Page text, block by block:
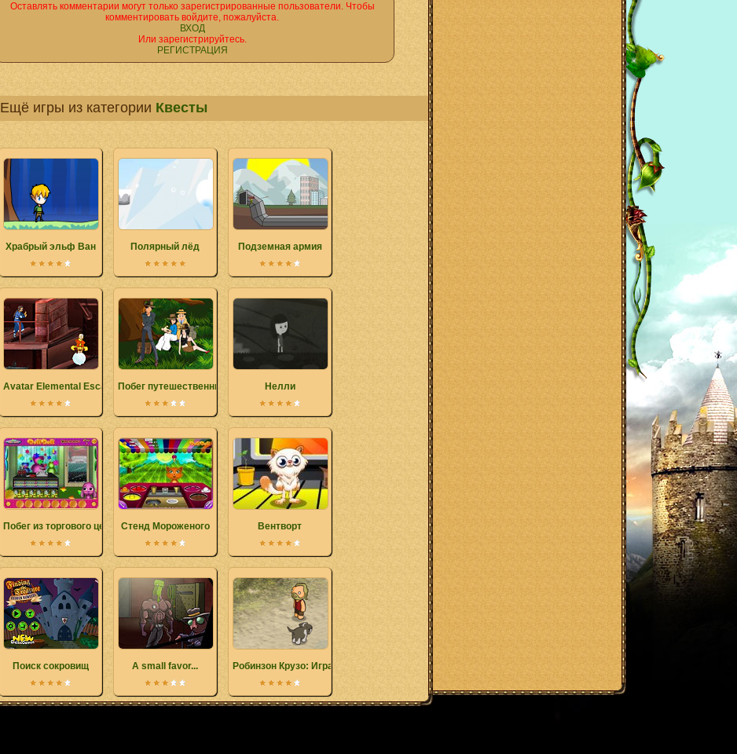
Оставлять комментарии могут только зарегистрированные пользователи. Чтобы
комментировать войдите, пожалуйста.
ВХОД
Или зарегистрируйтесь.
РЕГИСТРАЦИЯ
Ещё игры из категории Квесты
Храбрый эльф Ван Полярный лёд Подземная армия
Avatar Elemental Escape Побег путешественников Нелли
Побег из торгового центраСтенд Мороженого Вентворт
Поиск сокровищ A small favor... Робинзон Крузо: Игра